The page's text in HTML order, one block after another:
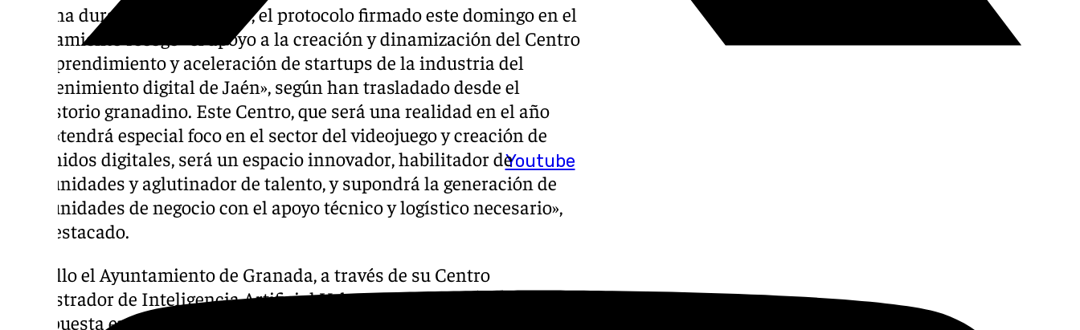
Youtube
Con una duración de dos años, el protocolo firmado este domingo en el
Ayuntamiento recoge «el apoyo a la creación y dinamización del Centro
de emprendimiento y aceleración de startups de la industria del
entretenimiento digital de Jaén», según han trasladado desde el
Consistorio granadino. Este Centro, que será una realidad en el año
2025, «tendrá especial foco en el sector del videojuego y creación de
contenidos digitales, será un espacio innovador, habilitador de
oportunidades y aglutinador de talento, y supondrá la generación de
oportunidades de negocio con el apoyo técnico y logístico necesario»,
han destacado.
Para ello el Ayuntamiento de Granada, a través de su Centro
Demostrador de Inteligencia Artificial Urbana, el iQuantum, colaborará
en la puesta en marcha de programas de emprendimiento y el desarrollo